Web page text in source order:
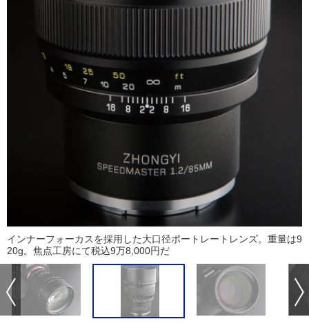
インナーフォーカスを採用した大口径ポートレートレンズ。重量は9
20g。焦点工房にて税込9万8,000円だ